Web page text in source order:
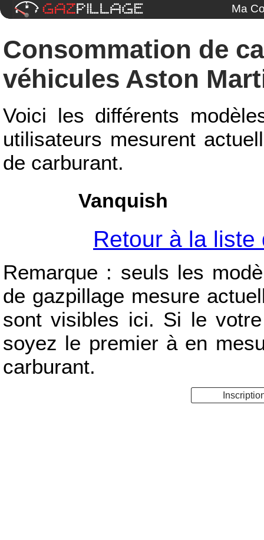
Ma
Consommation de
véhicules Aston
Voici les différents
utilisateurs mesurent
de carburant.
Vanquish
Retour à la liste
Remarque : seuls les
de gazpillage mesure
sont visibles ici. Si le
soyez le premier à en
carburant.